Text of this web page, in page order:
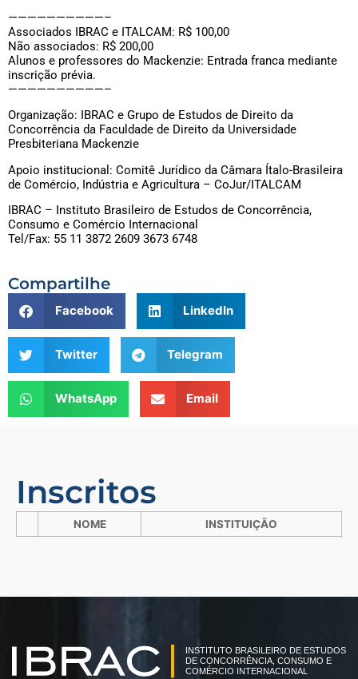
——————————–
Associados IBRAC e ITALCAM: R$ 100,00
Não associados: R$ 200,00
Alunos e professores do Mackenzie: Entrada franca mediante
inscrição prévia.
——————————–
Organização: IBRAC e Grupo de Estudos de Direito da
Concorrência da Faculdade de Direito da Universidade
Presbiteriana Mackenzie
Apoio institucional: Comitê Jurídico da Câmara Ítalo-Brasileira
de Comércio, Indústria e Agricultura – CoJur/ITALCAM
IBRAC – Instituto Brasileiro de Estudos de Concorrência,
Consumo e Comércio Internacional
Tel/Fax: 55 11 3872 2609 3673 6748
Compartilhe
Facebook LinkedIn
Twitter Telegram
WhatsApp Email
Inscritos
NOME INSTITUIÇÃO